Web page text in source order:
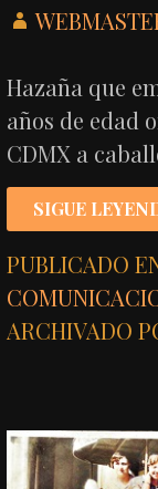
Hazaña que
años de edad
CDMX a
SIGUE
PUBLICADO
ARCHIVADO